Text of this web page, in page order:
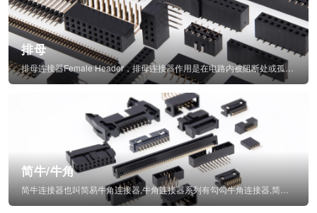
排母
排母连接器Female Header，排母连接器作用是在电路内被阻断处或孤立不通...
简牛/牛角